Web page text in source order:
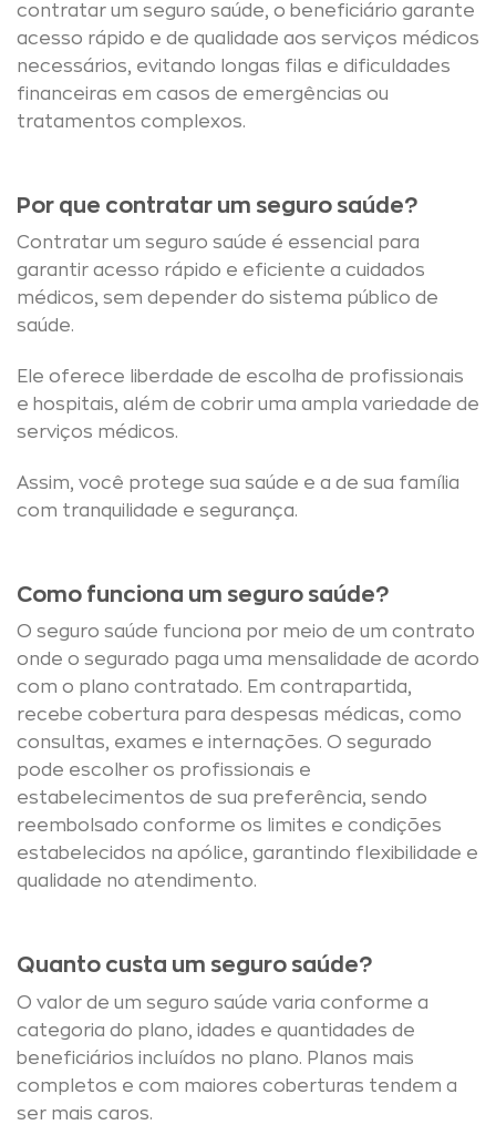
contratar um seguro saúde, o beneficiário garante
acesso rápido e de qualidade aos serviços médicos
necessários, evitando longas filas e dificuldades
financeiras em casos de emergências ou
tratamentos complexos.
Por que contratar um seguro saúde?
Contratar um seguro saúde é essencial para
garantir acesso rápido e eficiente a cuidados
médicos, sem depender do sistema público de
saúde.
Ele oferece liberdade de escolha de profissionais
e hospitais, além de cobrir uma ampla variedade de
serviços médicos.
Assim, você protege sua saúde e a de sua família
com tranquilidade e segurança.
Como funciona um seguro saúde?
O seguro saúde funciona por meio de um contrato
onde o segurado paga uma mensalidade de acordo
com o plano contratado. Em contrapartida,
recebe cobertura para despesas médicas, como
consultas, exames e internações. O segurado
pode escolher os profissionais e
estabelecimentos de sua preferência, sendo
reembolsado conforme os limites e condições
estabelecidos na apólice, garantindo flexibilidade e
qualidade no atendimento.
Quanto custa um seguro saúde?
O valor de um seguro saúde varia conforme a
categoria do plano, idades e quantidades de
beneficiários incluídos no plano. Planos mais
completos e com maiores coberturas tendem a
ser mais caros.